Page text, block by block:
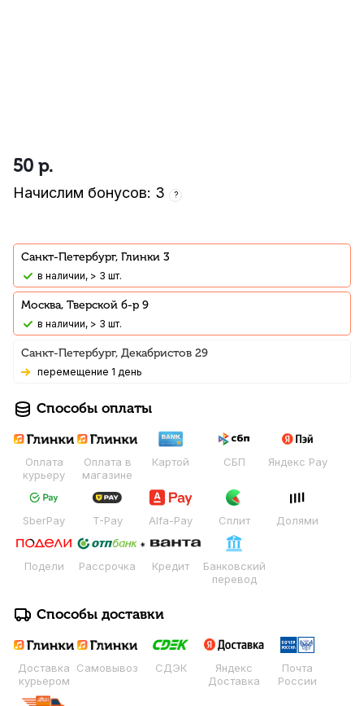
50 р.
Начислим бонусов: 3 ?
Санкт-Петербург, Глинки 3
В наличии, > 3 шт.
Москва, Тверской б-р 9
В наличии, > 3 шт.
Санкт-Петербург, Декабристов 29
Перемещение 1 день
Способы оплаты
Оплата
курьеру
Оплата в
магазине
Картой СБП Яндекс Pay
SberPay T-Pay Alfa-Pay Сплит Долями
Подели Рассрочка Кредит
Банковский
перевод
Способы доставки
Доставка
курьером
Самовывоз СДЭК
Яндекс
Доставка
Почта
России